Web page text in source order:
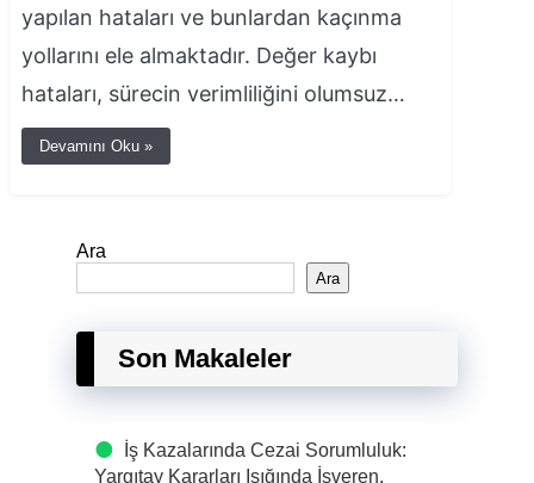
yapılan hataları ve bunlardan kaçınma
yollarını ele almaktadır. Değer kaybı
hataları, sürecin verimliliğini olumsuz…
Devamını Oku »
Ara
Ara
Son Makaleler
İş Kazalarında Cezai Sorumluluk:
Yargıtay Kararları Işığında İşveren,